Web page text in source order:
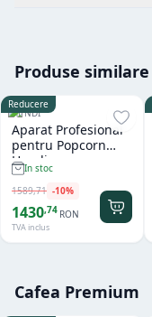
Produse similare
Reducere
HENDI
Aparat Profesional
pentru Popcorn
Hendi
In stoc
1589,71 -10%
1430,74 RON
TVA inclus
Cafea Premium